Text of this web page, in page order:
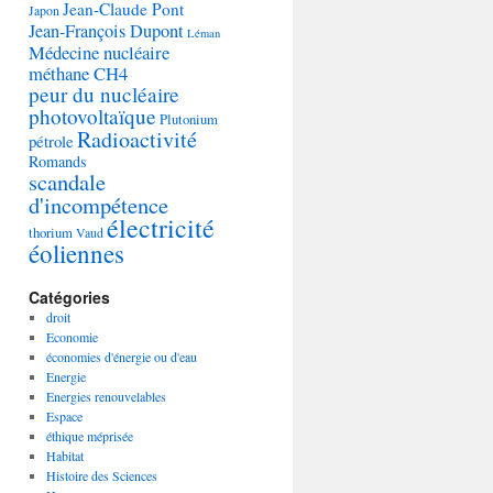
Japon Jean-Claude Pont
Jean-François Dupont Léman
Médecine nucléaire
méthane CH4
peur du nucléaire
photovoltaïque Plutonium
pétrole Radioactivité
Romands
scandale
d'incompétence
thorium Vaud électricité
éoliennes
Catégories
droit
Economie
économies d'énergie ou d'eau
Energie
Energies renouvelables
Espace
éthique méprisée
Habitat
Histoire des Sciences